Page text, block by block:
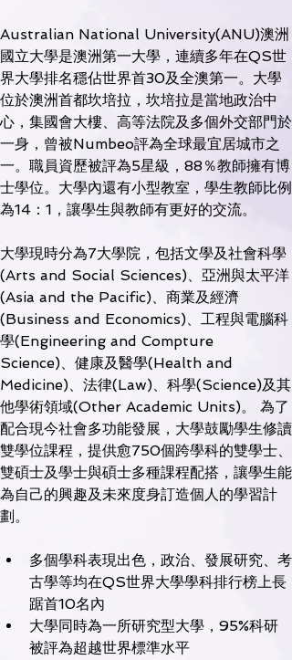
Australian National University(ANU)澳洲
國立大學是澳洲第一大學，連續多年在QS世
界大學排名穩佔世界首30及全澳第一。大學
位於澳洲首都坎培拉，坎培拉是當地政治中
心，集國會大樓、高等法院及多個外交部門於
一身，曾被Numbeo評為全球最宜居城市之
一。職員資歷被評為5星級，88％教師擁有博
士學位。大學內還有小型教室，學生教師比例
為14：1，讓學生與教師有更好的交流。
大學現時分為7大學院，包括文學及社會科學
(Arts and Social Sciences)、亞洲與太平洋
(Asia and the Pacific)、商業及經濟
(Business and Economics)、工程與電腦科
學(Engineering and Compture
Science)、健康及醫學(Health and
Medicine)、法律(Law)、科學(Science)及其
他學術領域(Other Academic Units)。 為了
配合現今社會多功能發展，大學鼓勵學生修讀
雙學位課程，提供愈750個跨學科的雙學士、
雙碩士及學士與碩士多種課程配搭，讓學生能
為自己的興趣及未來度身訂造個人的學習計
多個學科表現出色，政治、發展研究、考
古學等均在QS世界大學學科排行榜上長
踞首10名內
大學同時為一所研究型大學，95%科研
被評為超越世界標準水平